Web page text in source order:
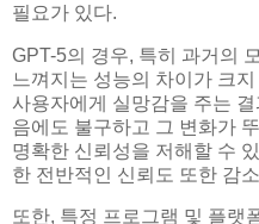
필요가 있다.
GPT-5의 경우, 특히 과거의
느껴지는 성능의 차이가 크
사용자에게 실망감을 주는
음에도 불구하고 그 변화가
명확한 신뢰성을 저해할 수
한 전반적인 신뢰도 또한 감
또한, 특정 프로그램 및 플랫